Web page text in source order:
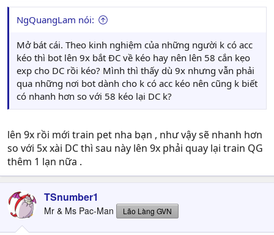
NgQuangLam nói:
Mở bát cái. Theo kinh nghiệm của những người k có acc
kéo thì bot lên 9x bắt ĐC về kéo hay nên lên 58 cắn kẹo
exp cho DC rồi kéo? Mình thì thấy dù 9x nhưng vẫn phải
qua những nơi bot dành cho k có acc kéo nên cũng k biết
có nhanh hơn so với 58 kéo lại DC k?
lên 9x rồi mới train pet nha bạn , như vậy sẽ nhanh hơn
so với 5x xài DC thì sau này lên 9x phải quay lại train QG
thêm 1 lạn nữa .
TSnumber1
Mr & Ms Pac-Man Lão Làng GVN